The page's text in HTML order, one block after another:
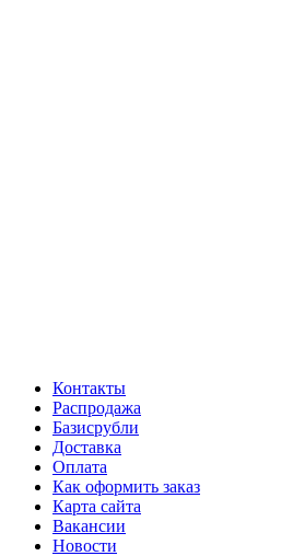
Контакты
Распродажа
Базисрубли
Доставка
Оплата
Как оформить заказ
Карта сайта
Вакансии
Новости